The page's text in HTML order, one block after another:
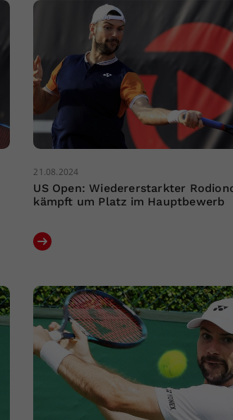
21.08.2024
US Open: Wiedererstarkter
kämpft um Platz im Hauptbewerb